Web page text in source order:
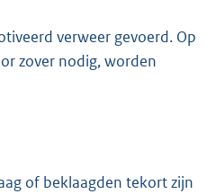
verweer gevoerd. Op
zover nodig, worden
of beklaagden tekort zijn